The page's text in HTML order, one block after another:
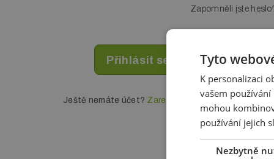
Zapomněli jste
Ještě nemáte účet? Zaregistrujte se
Tyto
K personalizaci
vašem
mohou
používání jejich
Nezbytně